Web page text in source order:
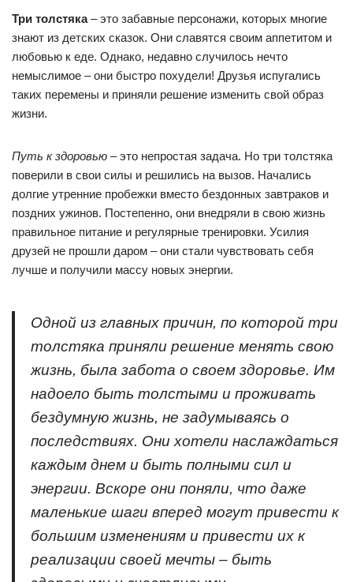
Три толстяка– это забавные персонажи, которых многие
знают из детских сказок. Они славятся своим аппетитом и
любовью к еде. Однако, недавно случилось нечто
немыслимое – они быстро похудели! Друзья испугались
таких перемены и приняли решение изменить свой образ
жизни.
Путь к здоровью – это непростая задача. Но три толстяка
поверили в свои силы и решились на вызов. Начались
долгие утренние пробежки вместо бездонных завтраков и
поздних ужинов. Постепенно, они внедряли в свою жизнь
правильное питание и регулярные тренировки. Усилия
друзей не прошли даром – они стали чувствовать себя
лучше и получили массу новых энергии.
Одной из главных причин, по которой три
толстяка приняли решение менять свою
жизнь, была забота о своем здоровье. Им
надоело быть толстыми и проживать
бездумную жизнь, не задумываясь о
последствиях. Они хотели наслаждаться
каждым днем и быть полными сил и
энергии. Вскоре они поняли, что даже
маленькие шаги вперед могут привести к
большим изменениям и привести их к
реализации своей мечты – быть